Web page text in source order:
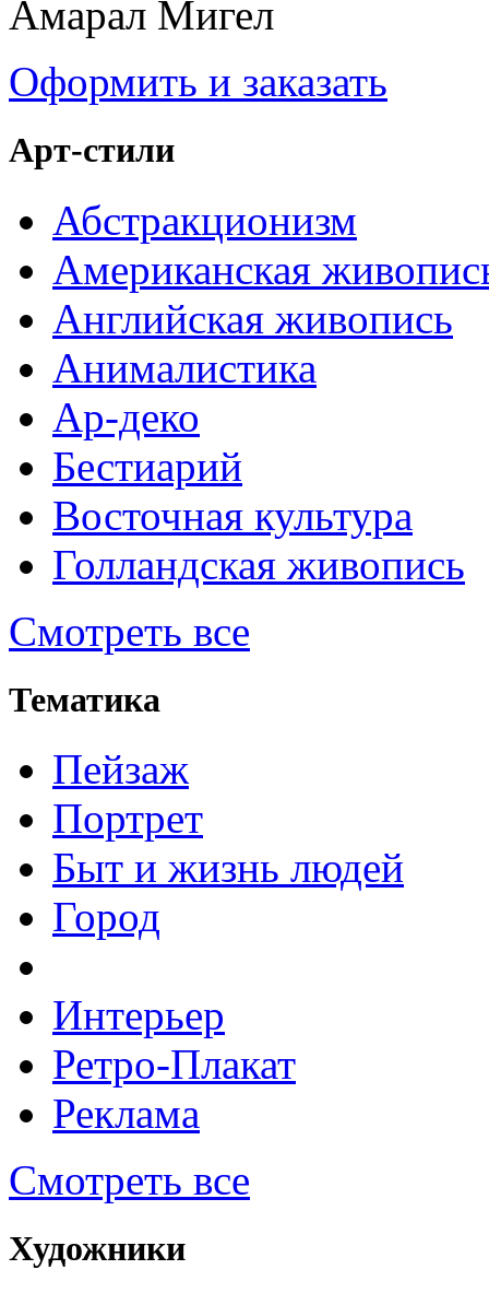
Амарал Мигел
Оформить и заказать
Арт-стили
Абстракционизм
Американская
Английская живопись
Анималистика
Ар-деко
Бестиарий
Восточная культура
Голландская живопись
Смотреть все
Тематика
Пейзаж
Портрет
Быт и жизнь людей
Город
Интерьер
Ретро-Плакат
Реклама
Смотреть все
Художники